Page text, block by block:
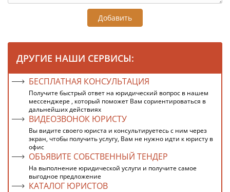
Добавить
ДРУГИЕ НАШИ СЕРВИСЫ:
БЕСПЛАТНАЯ КОНСУЛЬТАЦИЯ
Получите быстрый ответ на юридический вопрос в нашем
мессенджере , который поможет Вам сориентироваться в
дальнейших действиях
ВИДЕОЗВОНОК ЮРИСТУ
Вы видите своего юриста и консультируетесь с ним через
экран, чтобы получить услугу, Вам не нужно идти к юристу в
офис
ОБЪЯВИТЕ СОБСТВЕННЫЙ ТЕНДЕР
На выполнение юридической услуги и получите самое
выгодное предложение
КАТАЛОГ ЮРИСТОВ